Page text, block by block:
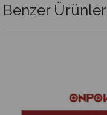
Benzer Ürünler